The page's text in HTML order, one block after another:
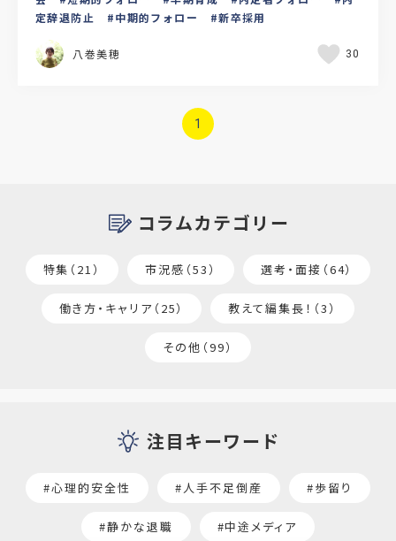
定辞退防止
中期的フォロー 新卒採用
八巻美穂 30
1
コラムカテゴリー
特集（21） 市況感（53） 選考・面接（64）
働き方・キャリア（25） 教えて編集長！（3）
その他（99）
注目キーワード
#心理的安全性 #人手不足倒産 #歩留り
#静かな退職 #中途メディア